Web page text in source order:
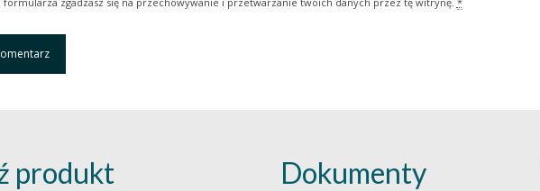
produkt Dokumenty